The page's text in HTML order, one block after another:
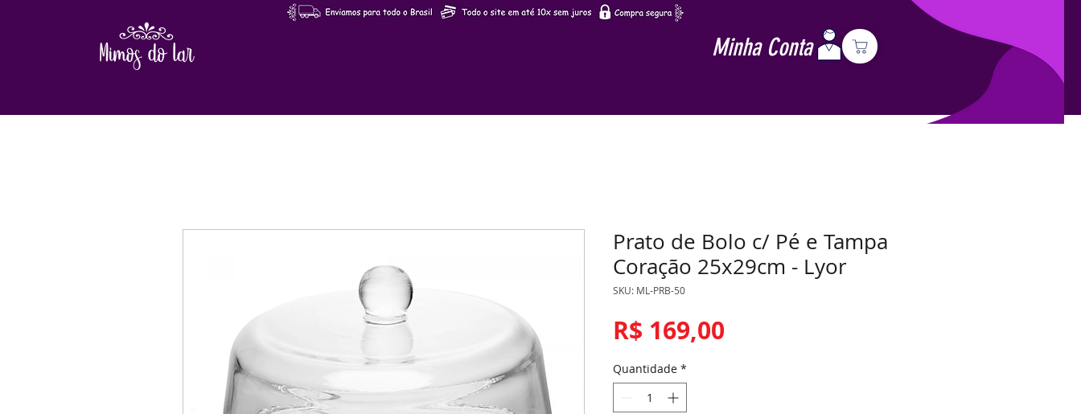
Minha Conta
Prato de Bolo c/ Pé e Tampa
Coração 25x29cm - Lyor
SKU: ML-PRB-50
R$ 169,00
Quantidade *